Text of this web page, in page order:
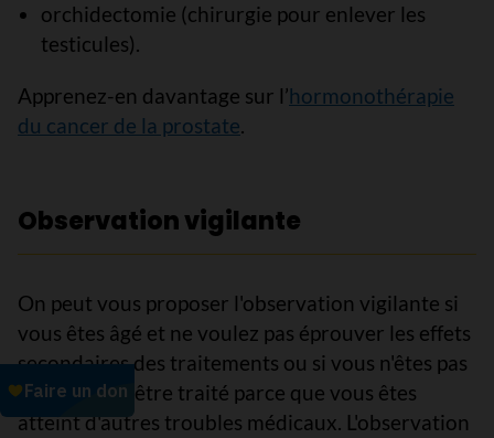
orchidectomie (chirurgie pour enlever les
testicules).
Apprenez-en davantage sur l’hormonothérapie
du cancer de la prostate.
Observation vigilante
On peut vous proposer l'observation vigilante si
vous êtes âgé et ne voulez pas éprouver les effets
secondaires des traitements ou si vous n'êtes pas
en mesure d'être traité parce que vous êtes
atteint d'autres troubles médicaux. L'observation